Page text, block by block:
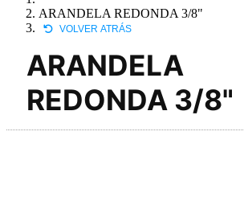
ARANDELA REDONDA 3/8"
VOLVER ATRÁS
ARANDELA
REDONDA 3/8"